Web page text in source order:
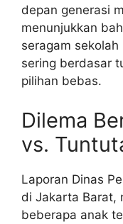
depan generasi
menunjukkan
seragam sekolah
sering berdasar
pilihan bebas.
Dilema
vs.
Laporan Dinas
di Jakarta Barat,
beberapa anak